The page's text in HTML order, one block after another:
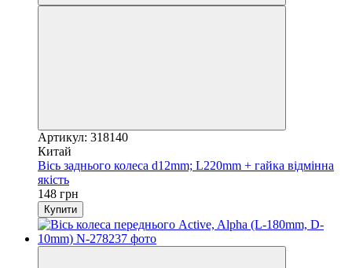
Артикул: 318140
Китай
Вісь заднього колеса d12mm; L220mm + гайка відмінна
якість
148 грн
Купити